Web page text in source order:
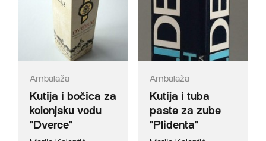
Ambalaža
Kutija i bočica za
kolonjsku vodu
"Dverce"
Ambalaža
Kutija i tuba
paste za zube
"Plidenta"